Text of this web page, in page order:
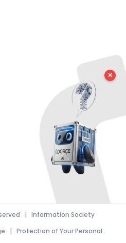
| Information Society
| Protection of Your Personal
✕